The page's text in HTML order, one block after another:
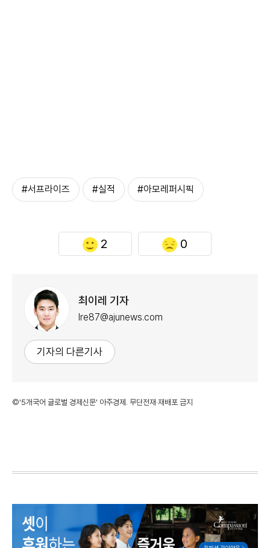
#서프라이즈 #실적 #아모레퍼시픽
2 0
최이레 기자
Ire87@ajunews.com
기자의 다른기사
©'5개국어 글로벌 경제신문' 아주경제. 무단전재·재배포 금지